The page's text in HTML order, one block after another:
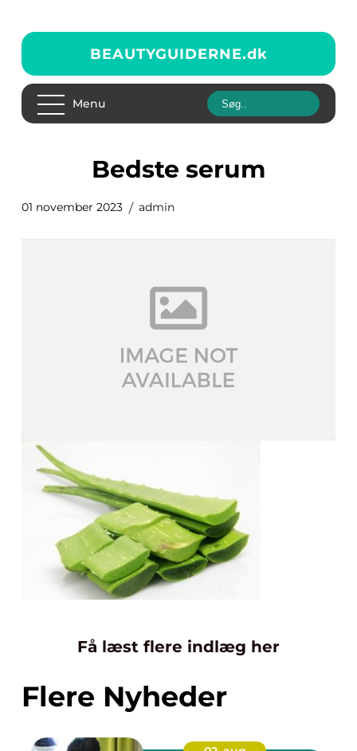
BEAUTYGUIDERNE.dk
Menu
bedste serum
01 november 2023 admin
Få læst flere indlæg her
Flere Nyheder